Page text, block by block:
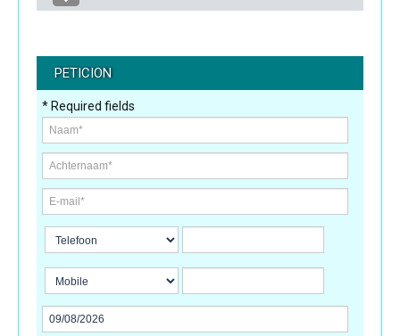
PETICION
* Required fields